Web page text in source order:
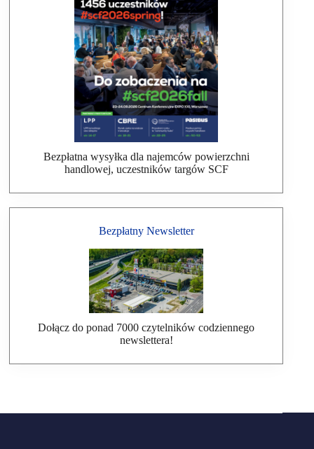
Bezpłatna wysyłka dla najemców powierzchni
handlowej, uczestników targów SCF
Bezpłatny Newsletter
Dołącz do ponad 7000 czytelników codziennego
newslettera!